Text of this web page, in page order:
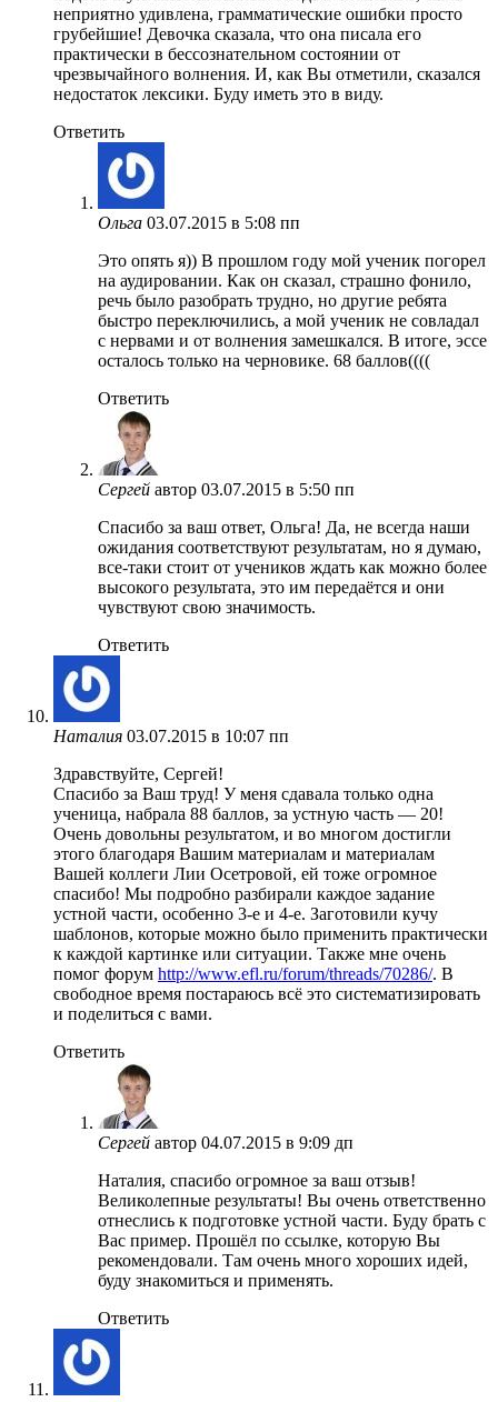
неприятно удивлена, грамматические ошибки просто
грубейшие! Девочка сказала, что она писала его
практически в бессознательном состоянии от
чрезвычайного волнения. И, как Вы отметили, сказался
недостаток лексики. Буду иметь это в виду.
Ответить
Ольга 03.07.2015 в 5:08 пп
Это опять я)) В прошлом году мой ученик погорел
на аудировании. Как он сказал, страшно фонило,
речь было разобрать трудно, но другие ребята
быстро переключились, а мой ученик не совладал
с нервами и от волнения замешкался. В итоге, эссе
осталось только на черновике. 68 баллов((((
Ответить
Сергей автор 03.07.2015 в 5:50 пп
Спасибо за ваш ответ, Ольга! Да, не всегда наши
ожидания соответствуют результатам, но я думаю,
все-таки стоит от учеников ждать как можно более
высокого результата, это им передаётся и они
чувствуют свою значимость.
Ответить
Наталия 03.07.2015 в 10:07 пп
Здравствуйте, Сергей!
Спасибо за Ваш труд! У меня сдавала только одна
ученица, набрала 88 баллов, за устную часть — 20!
Очень довольны результатом, и во многом достигли
этого благодаря Вашим материалам и материалам
Вашей коллеги Лии Осетровой, ей тоже огромное
спасибо! Мы подробно разбирали каждое задание
устной части, особенно 3-е и 4-е. Заготовили кучу
шаблонов, которые можно было применить практически
к каждой картинке или ситуации. Также мне очень
помог форум http://www.efl.ru/forum/threads/70286/. В
свободное время постараюсь всё это систематизировать
и поделиться с вами.
Ответить
Сергей автор 04.07.2015 в 9:09 дп
Наталия, спасибо огромное за ваш отзыв!
Великолепные результаты! Вы очень ответственно
отнеслись к подготовке устной части. Буду брать с
Вас пример. Прошёл по ссылке, которую Вы
рекомендовали. Там очень много хороших идей,
буду знакомиться и применять.
Ответить